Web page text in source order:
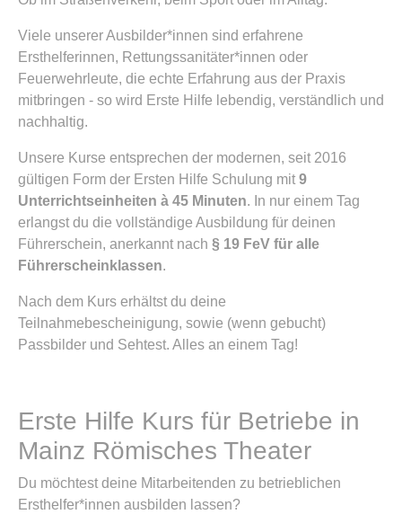
Viele unserer Ausbilder*innen sind erfahrene
Ersthelferinnen, Rettungssanitäter*innen oder
Feuerwehrleute, die echte Erfahrung aus der Praxis
mitbringen - so wird Erste Hilfe lebendig, verständlich und
nachhaltig.
Unsere Kurse entsprechen der modernen, seit 2016
gültigen Form der Ersten Hilfe Schulung mit 9
Unterrichtseinheiten à 45 Minuten. In nur einem Tag
erlangst du die vollständige Ausbildung für deinen
Führerschein, anerkannt nach § 19 FeV für alle
Führerscheinklassen.
Nach dem Kurs erhältst du deine
Teilnahmebescheinigung, sowie (wenn gebucht)
Passbilder und Sehtest. Alles an einem Tag!
Erste Hilfe Kurs für Betriebe in
Mainz Römisches Theater
Du möchtest deine Mitarbeitenden zu betrieblichen
Ersthelfer*innen ausbilden lassen?